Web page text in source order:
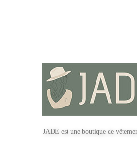
JADE est une boutique de